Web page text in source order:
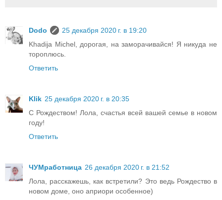
Dodo
25 декабря 2020 г. в 19:20
Khadija Michel, дорогая, на заморачивайся! Я никуда не
тороплюсь.
Ответить
Klik 25 декабря 2020 г. в 20:35
С Рождеством! Лола, счастья всей вашей семье в новом
году!
Ответить
ЧУМработница 26 декабря 2020 г. в 21:52
Лола, расскажешь, как встретили? Это ведь Рождество в
новом доме, оно априори особенное)